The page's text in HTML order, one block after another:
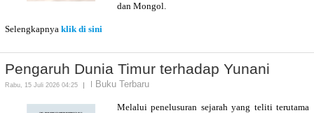
dan Mongol.
Selengkapnya klik di sini
Pengaruh Dunia Timur terhadap Yunani
Rabu, 15 Juli 2026 04:25 Buku Terbaru
Melalui penelusuran sejarah yang teliti terutama